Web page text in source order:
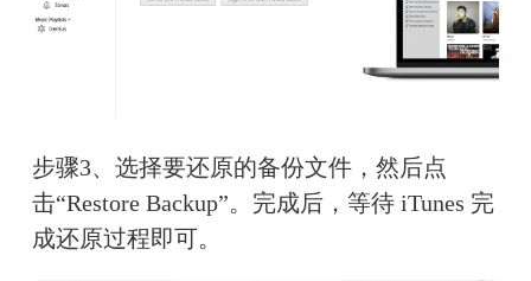
步骤3、选择要还原的备份文件，然后点
击“Restore Backup”。完成后，等待 iTunes 完
成还原过程即可。